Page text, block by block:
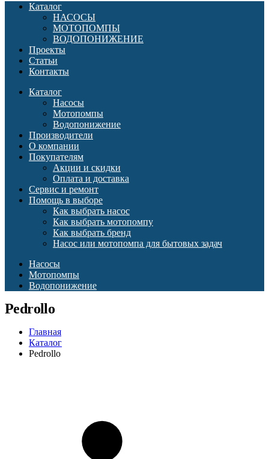
Каталог
НАСОСЫ
МОТОПОМПЫ
ВОДОПОНИЖЕНИЕ
Проекты
Статьи
Контакты
Каталог
Насосы
Мотопомпы
Водопонижение
Производители
О компании
Покупателям
Акции и скидки
Оплата и доставка
Сервис и ремонт
Помощь в выборе
Как выбрать насос
Как выбрать мотопомпу
Как выбрать бренд
Насос или мотопомпа для бытовых задач
Насосы
Мотопомпы
Водопонижение
Pedrollo
Главная
Каталог
Pedrollo